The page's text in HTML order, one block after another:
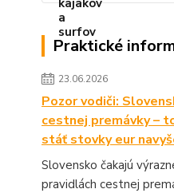
Praktické
23.06.2026
Pozor vodiči:
cestnej premávky –
stáť stovky eur
Slovensko čakajú
pravidlách cestnej